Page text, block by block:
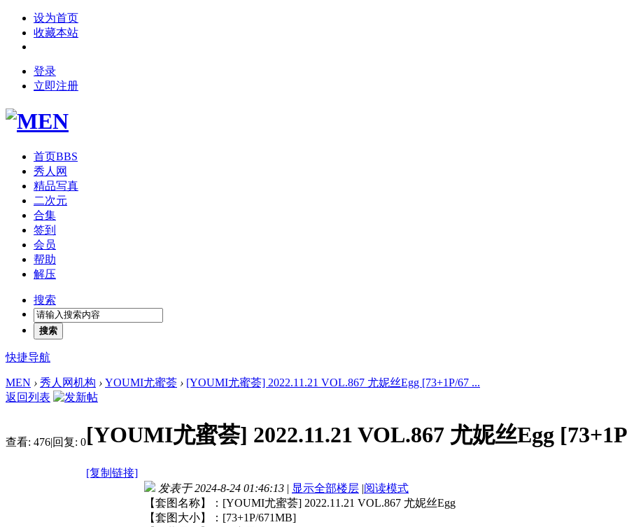
设为首页
收藏本站
登录
立即注册
首页BBS
秀人网
精品写真
二次元
合集
签到
会员
帮助
解压
搜索
搜索
快捷导航
MEN › 秀人网机构 › YOUMI尤蜜荟 › [YOUMI尤蜜荟] 2022.11.21 VOL.867 尤妮丝Egg [73+1P/67 ...
返回列表
查看: 476|回复: 0[YOUMI尤蜜荟] 2022.11.21 VOL.867 尤妮丝Egg
[复制链接]
发表于 2024-8-24 01:46:13 | 显示全部楼层 |阅读模式
【套图名称】：[YOUMI尤蜜荟] 2022.11.21 VOL.867 尤妮丝Egg
【套图大小】：[73+1P/671MB]